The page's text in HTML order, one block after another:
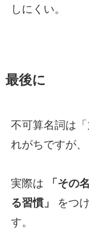
しにくい。
最後に
不可算名詞は
れがちですが、
実際は
「その
る習慣」
をつ
す。